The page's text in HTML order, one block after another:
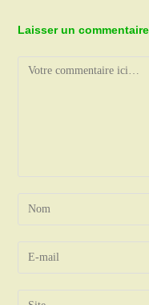
Laisser un commentaire
Comment
Enter
Enter
Saisir